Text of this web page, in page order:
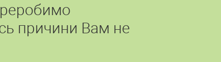
причини Вам не